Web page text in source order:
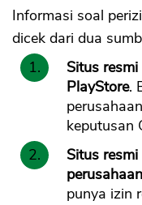
Informasi soal
dicek dari dua
Situs
PlayStore.
keputusan
Situs
perusahaan
punya izin